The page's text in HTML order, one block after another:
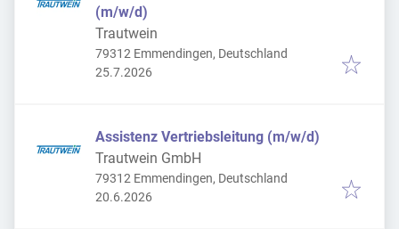
(m/w/d)
Trautwein
79312 Emmendingen, Deutschland
Veröffentlicht
25.7.2026
Assistenz Vertriebsleitung (m/w/d)
Trautwein GmbH
79312 Emmendingen, Deutschland
Veröffentlicht
20.6.2026